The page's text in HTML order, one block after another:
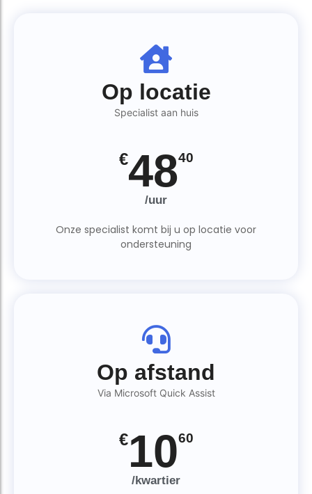
Op locatie
Specialist aan huis
€4840
/uur
Onze specialist komt bij u op locatie voor
ondersteuning
Op afstand
Via Microsoft Quick Assist
€1060
/kwartier